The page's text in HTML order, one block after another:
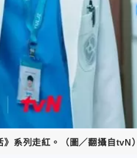
系列走紅。（圖／翻攝自tvN）